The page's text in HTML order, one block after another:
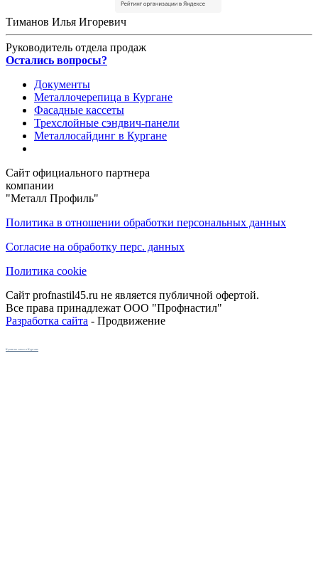
Тиманов Илья Игоревич
Руководитель отдела продаж
Остались вопросы?
Документы
Металлочерепица в Кургане
Фасадные кассеты
Трехслойные сэндвич-панели
Металлосайдинг в Кургане
Сайт официального партнера
компании
"Металл Профиль"
Политика в отношении обработки персональных данных
Согласие на обработку перс. данных
Политика cookie
Сайт profnastil45.ru не является публичной офертой.
Все права принадлежат ООО "Профнастил"
Разработка сайта - Продвижение
Кухни на заказ в Кургане